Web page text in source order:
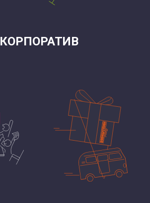
КОРПОРАТИВ